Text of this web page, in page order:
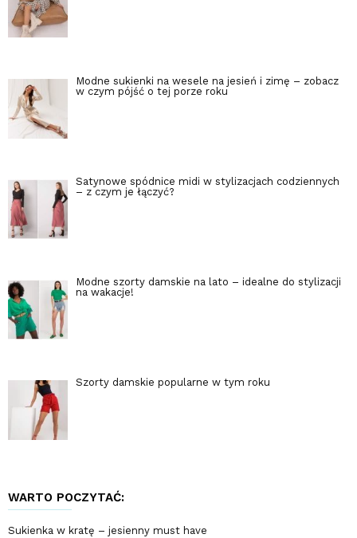
Modne sukienki na wesele na jesień i zimę – zobacz
w czym pójść o tej porze roku
Satynowe spódnice midi w stylizacjach codziennych
– z czym je łączyć?
Modne szorty damskie na lato – idealne do stylizacji
na wakacje!
Szorty damskie popularne w tym roku
WARTO POCZYTAĆ:
Sukienka w kratę – jesienny must have